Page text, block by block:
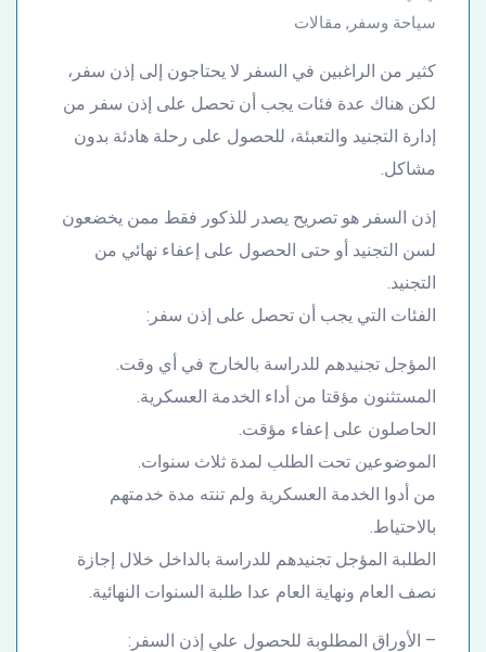
سياحة وسفر , مقالات
كثير من الراغبين في السفر لا يحتاجون إلى إذن سفر،
لكن هناك عدة فئات يجب أن تحصل على إذن سفر من
إدارة التجنيد والتعبئة، للحصول على رحلة هادئة بدون
مشاكل.
إذن السفر هو تصريح يصدر للذكور فقط ممن يخضعون
لسن التجنيد أو حتى الحصول على إعفاء نهائي من
التجنيد.
الفئات التي يجب أن تحصل على إذن سفر:
المؤجل تجنيدهم للدراسة بالخارج في أي وقت.
المستثنون مؤقتا من أداء الخدمة العسكرية.
الحاصلون على إعفاء مؤقت.
الموضوعين تحت الطلب لمدة ثلاث سنوات.
من أدوا الخدمة العسكرية ولم تنته مدة خدمتهم
بالاحتياط.
الطلبة المؤجل تجنيدهم للدراسة بالداخل خلال إجازة
نصف العام ونهاية العام عدا طلبة السنوات النهائية.
– الأوراق المطلوبة للحصول علي إذن السفر: